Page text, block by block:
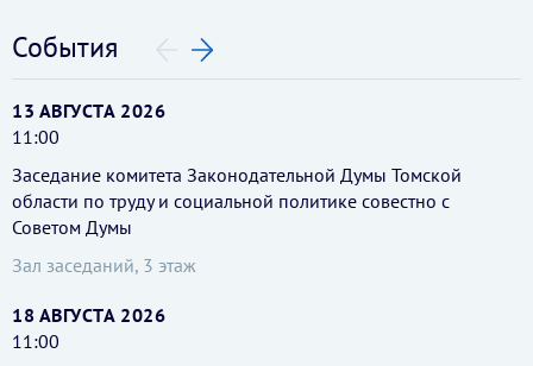
События
13 АВГУСТА 2026
11:00
Заседание комитета Законодательной Думы Томской
области по труду и социальной политике совестно с
Советом Думы
Зал заседаний, 3 этаж
18 АВГУСТА 2026
11:00